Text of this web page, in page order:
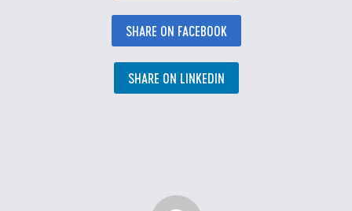
SHARE ON FACEBOOK
SHARE ON LINKEDIN